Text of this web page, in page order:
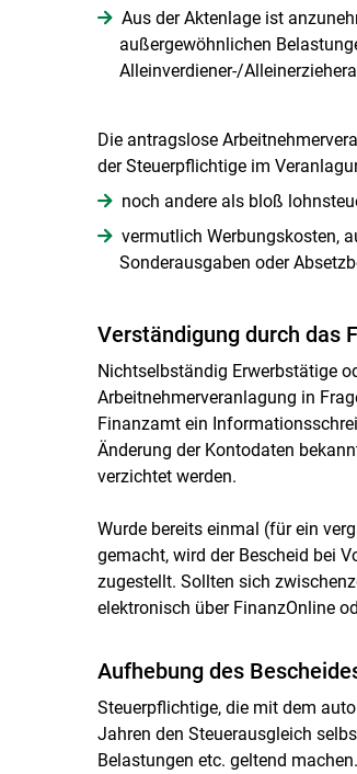
Aus der Aktenlage ist
außergewöhnlichen
Alleinverdiener-/
Die antragslose
der Steuerpflichtige im
noch andere als bloß
vermutlich Werbungskosten,
Sonderausgaben oder
Verständigung durch das
Nichtselbständig Erwerbstätige
Arbeitnehmerveranlagung in
Finanzamt ein
Änderung der Kontodaten
verzichtet werden.
Wurde bereits einmal (für ein
gemacht, wird der Bescheid bei
zugestellt. Sollten sich
elektronisch über FinanzOnline
Aufhebung des
Steuerpflichtige, die mit dem
Jahren den Steuerausgleich
Belastungen etc. geltend